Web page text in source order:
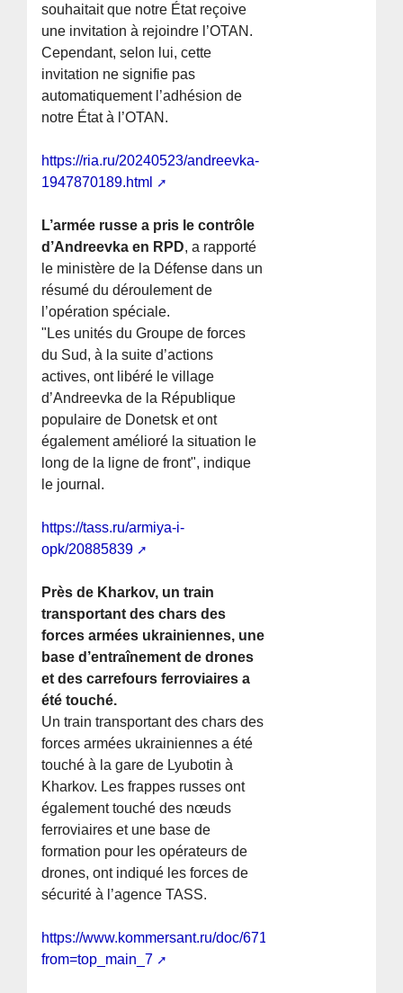
souhaitait que notre État reçoive
une invitation à rejoindre l’OTAN.
Cependant, selon lui, cette
invitation ne signifie pas
automatiquement l’adhésion de
notre État à l’OTAN.
https://ria.ru/20240523/andreevka-
1947870189.html
L’armée russe a pris le contrôle
d’Andreevka en RPD, a rapporté
le ministère de la Défense dans un
résumé du déroulement de
l’opération spéciale.
"Les unités du Groupe de forces
du Sud, à la suite d’actions
actives, ont libéré le village
d’Andreevka de la République
populaire de Donetsk et ont
également amélioré la situation le
long de la ligne de front", indique
le journal.
https://tass.ru/armiya-i-
opk/20885839
Près de Kharkov, un train
transportant des chars des
forces armées ukrainiennes, une
base d’entraînement de drones
et des carrefours ferroviaires a
été touché.
Un train transportant des chars des
forces armées ukrainiennes a été
touché à la gare de Lyubotin à
Kharkov. Les frappes russes ont
également touché des nœuds
ferroviaires et une base de
formation pour les opérateurs de
drones, ont indiqué les forces de
sécurité à l’agence TASS.
https://www.kommersant.ru/doc/6715479?
from=top_main_7